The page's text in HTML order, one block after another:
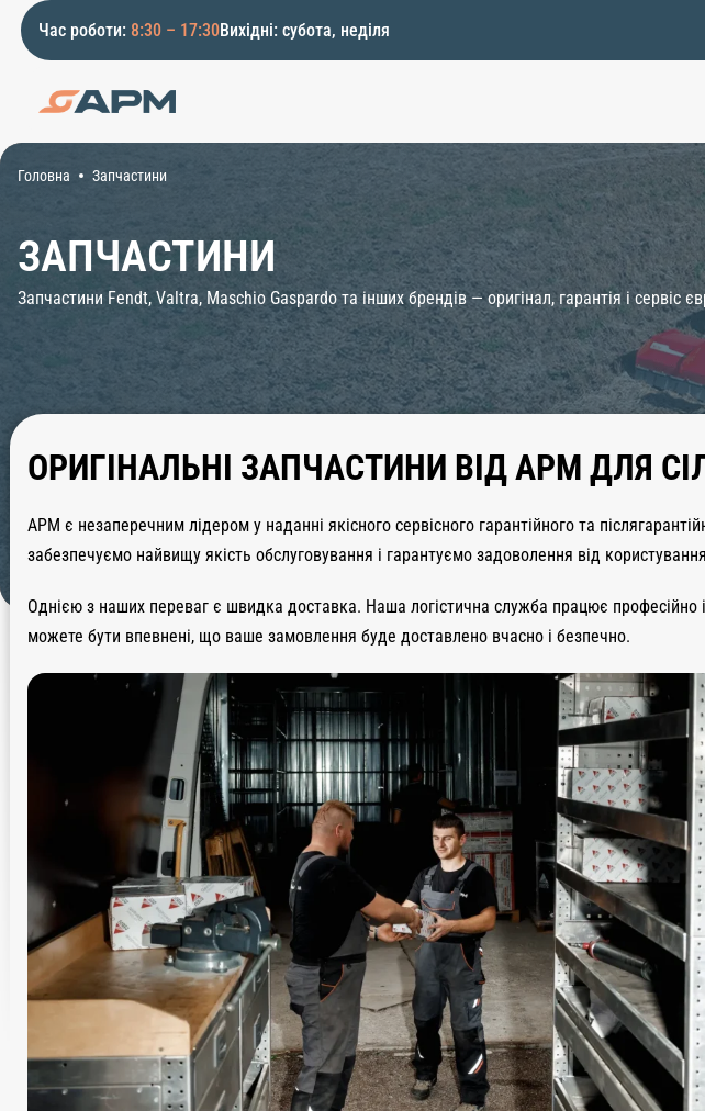
Час роботи: 8:30 – 17:30Вихідні: субота, неділя
Головна Запчастини
ЗАПЧАСТИНИ
Запчастини Fendt, Valtra, Maschio Gaspardo та інших брендів — оригінал, гарантія і сервіс
ОРИГІНАЛЬНІ ЗАПЧАСТИНИ ВІД APM ДЛЯ
APM є незаперечним лідером у наданні якісного сервісного гарантійного та
забезпечуємо найвищу якість обслуговування і гарантуємо задоволення від
Однією з наших переваг є швидка доставка. Наша логістична служба працює професійно
можете бути впевнені, що ваше замовлення буде доставлено вчасно і безпечно.